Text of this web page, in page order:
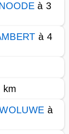
à 3
à 4
km
à